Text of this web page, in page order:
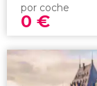
por coche
0 €